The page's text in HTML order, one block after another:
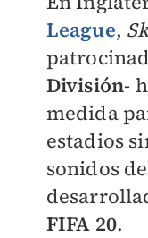
League,
División-
medida
estadios
sonidos
FIFA 20.